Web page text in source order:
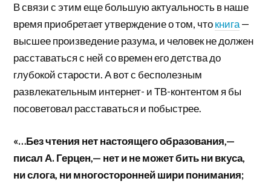
В связи с этим еще большую актуальность в наше
время приобретает утверждение о том, чтокнига—
высшее произведение разума, и человек не должен
расставаться с ней со времен его детства до
глубокой старости. А вот с бесполезным
развлекательным интернет- и ТВ-контентом я бы
посоветовал расставаться и побыстрее.
«…Без чтения нет настоящего образования,—
писал А. Герцен,— нет и не может бить ни вкуса,
ни слога, ни многосторонней шири понимания;